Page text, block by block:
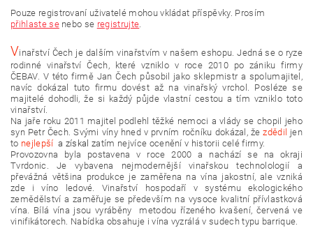
Pouze registrovaní uživatelé mohou vkládat příspěvky. Prosím
přihlaste senebo se registrujte.
Vinařství Čech je dalším vinařstvím v našem eshopu. Jedná se o ryze
rodinné vinařství Čech, které vzniklo v roce 2010 po zániku firmy
ČEBAV. V této firmě Jan Čech působil jako sklepmistr a spolumajitel,
navíc dokázal tuto firmu dovést až na vinařský vrchol. Posléze se
majitelé dohodli, že si každý půjde vlastní cestou a tím vzniklo toto
vinařství.
Na jaře roku 2011 majitel podlehl těžké nemoci a vlády se chopil jeho
syn Petr Čech. Svými víny hned v prvním ročníku dokázal, že zdědil jen
to nejlepší a získalzatím nejvíce ocenění v historii celé firmy.
Provozovna byla postavena v roce 2000 a nachází se na okraji
Tvrdonic. Je vybavena nejmodernější vinařskou technolologií a
převážná většina produkce je zaměřena na vína jakostní, ale vzniká
zde i víno ledové. Vinařství hospodaří v systému ekologického
zemědělství a zaměřuje se především na vysoce kvalitní přívlastková
vína. Bílá vína jsou vyráběny metodou řízeného kvašení, červená ve
vinifikátorech. Nabídka obsahuje i vína vyzrálá v sudech typu barrique.